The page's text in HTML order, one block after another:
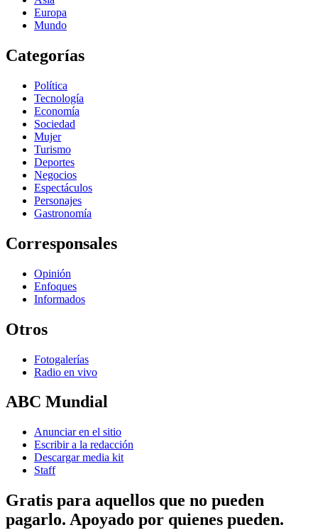
Europa
Mundo
Categorías
Política
Tecnología
Economía
Sociedad
Mujer
Turismo
Deportes
Negocios
Espectáculos
Personajes
Gastronomía
Corresponsales
Opinión
Enfoques
Informados
Otros
Fotogalerías
Radio en vivo
ABC Mundial
Anunciar en el sitio
Escribir a la redacción
Descargar media kit
Staff
Gratis para aquellos que no pueden
pagarlo. Apoyado por quienes pueden.